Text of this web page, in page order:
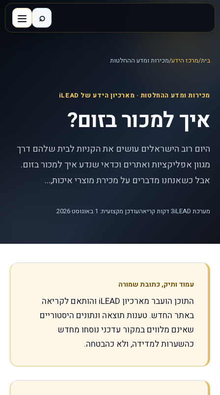
⌕
בית/מרכז הידע/מכירות ומדע ההחלטות
מכירות ומדע ההחלטות · מארכיון הידע של iLEAD
איך למכור בזום?
היום רוב הישראלים עושים את הקניות לבית שלהם דרך
מגוון אפליקציות ואתרים וכדאי שנדע איך למכור בזום.
אבל כשאנחנו מדברים על מכירת מוצרי איכות,...
מערכת iLEAD 3דקות קריאהעודכן מקצועית: 1 באוגוסט 2026
עמוד ותיק, כתובת שמורה
התוכן הועבר מארכיון iLEAD והותאם לקריאה
באתר החדש. טענות תוצאה ונתונים היסטוריים
שאינם מלווים במקור עדכני נוסחו מחדש
כהשערות למדידה, ולא כהבטחה.